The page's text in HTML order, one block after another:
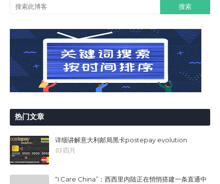
热门文章
详细讲解意大利邮局黑卡postepay evolution
03 四月
“I Care China”：西西里内陆正在悄悄搭建一条直通中